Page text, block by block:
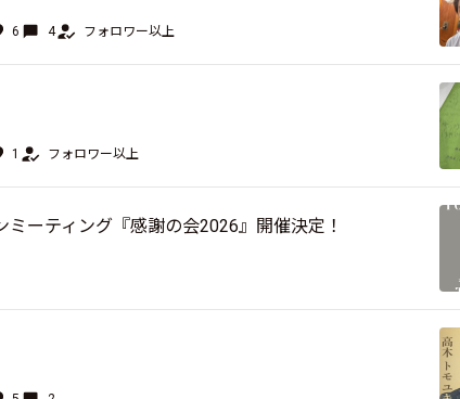
6 4 フォロワー以上
1 フォロワー以上
ミーティング『感謝の会2026』開催決定！